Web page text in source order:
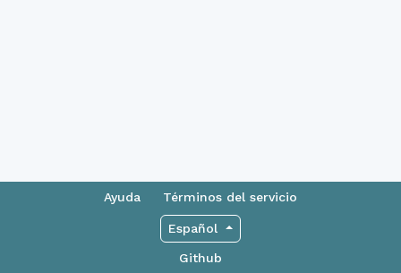
Ayuda Términos del servicio
Español
Github